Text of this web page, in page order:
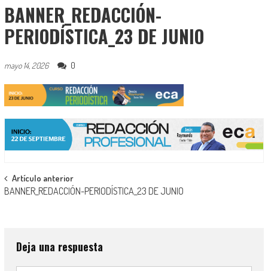
BANNER_REDACCIÓN-
PERIODÍSTICA_23 DE JUNIO
mayo 14, 2026 0
Navegación
de
Artículo anterior
BANNER_REDACCIÓN-PERIODÍSTICA_23 DE JUNIO
Deja una respuesta